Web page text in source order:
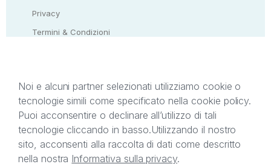
Privacy
Termini & Condizioni
Il presente sito web è di proprietà di StreetLib S.r.l.
C.F. e P.IVA 05338720963. StreetLib S.r.l. è
titolare di tutti i diritti di proprietà intellettuale
afferenti ai marchi, loghi e segni distintivi presenti
sul sito web. Si invita l’utente a prendere visione
Noi e alcuni partner selezionati utilizziamo cookie o
tecnologie simili come specificato nella cookie policy.
Puoi acconsentire o declinare all’utilizzo di tali
tecnologie cliccando in basso.Utilizzando il nostro
sito, acconsenti alla raccolta di dati come descritto
nella nostra Informativa sulla privacy.